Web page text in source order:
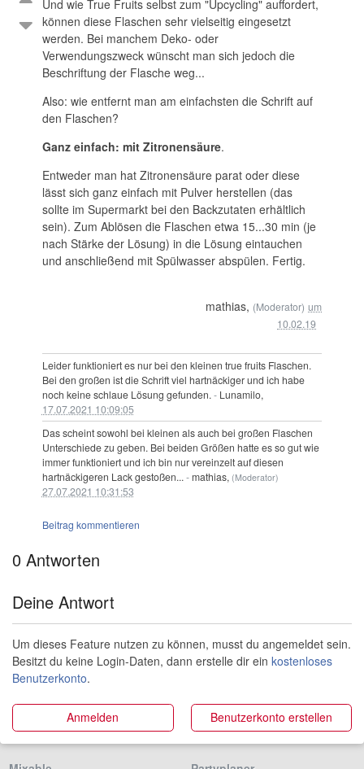
Und wie True Fruits selbst zum "Upcycling" auffordert,
können diese Flaschen sehr vielseitig eingesetzt
werden. Bei manchem Deko- oder
Verwendungszweck wünscht man sich jedoch die
Beschriftung der Flasche weg...
Also: wie entfernt man am einfachsten die Schrift auf
den Flaschen?
Ganz einfach: mit Zitronensäure.
Entweder man hat Zitronensäure parat oder diese
lässt sich ganz einfach mit Pulver herstellen (das
sollte im Supermarkt bei den Backzutaten erhältlich
sein). Zum Ablösen die Flaschen etwa 15...30 min (je
nach Stärke der Lösung) in die Lösung eintauchen
und anschließend mit Spülwasser abspülen. Fertig.
mathias, (Moderator) um
10.02.19
Leider funktioniert es nur bei den kleinen true fruits Flaschen.
Bei den großen ist die Schrift viel hartnäckiger und ich habe
noch keine schlaue Lösung gefunden. - Lunamilo,
17.07.2021 10:09:05
Das scheint sowohl bei kleinen als auch bei großen Flaschen
Unterschiede zu geben. Bei beiden Größen hatte es so gut wie
immer funktioniert und ich bin nur vereinzelt auf diesen
hartnäckigeren Lack gestoßen... -mathias, (Moderator)
27.07.2021 10:31:53
Beitrag kommentieren
0 Antworten
Deine Antwort
Um dieses Feature nutzen zu können, musst du angemeldet sein.
Besitzt du keine Login-Daten, dann erstelle dir ein kostenloses
Benutzerkonto.
Anmelden Benutzerkonto erstellen